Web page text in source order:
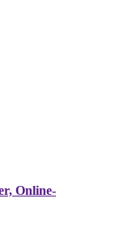
Online-